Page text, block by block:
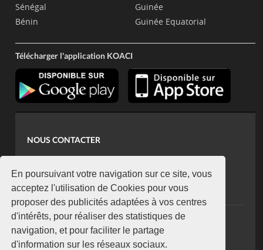
En poursuivant votre navigation sur ce site, vous
acceptez l'utilisation de Cookies pour vous
proposer des publicités adaptées à vos centres
d'intérêts, pour réaliser des statistiques de
navigation, et pour faciliter le partage
d'information sur les réseaux sociaux.
Sénégal
Bénin
Guinée
Guinée Equatorial
Télécharger l'application KOACI
NOUS CONTACTER
koaci@yahoo.fr
+225 07 08 85 52 93
NEWSLETTER
Restez connecté via notre newsletter